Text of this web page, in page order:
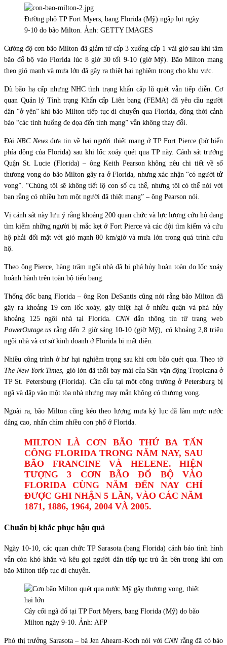
Đường phố TP Fort Myers, bang Florida (Mỹ) ngập lụt ngày
9-10 do bão Milton. Ảnh: GETTY IMAGES
Cường độ cơn bão Milton đã giảm từ cấp 3 xuống cấp 1 vài giờ sau khi tâm
bão đổ bộ vào Florida lúc 8 giờ 30 tối 9-10 (giờ Mỹ). Bão Milton mang
theo gió mạnh và mưa lớn đã gây ra thiệt hại nghiêm trọng cho khu vực.
Dù bão hạ cấp nhưng NHC tình trạng khẩn cấp lũ quét vẫn tiếp diễn. Cơ
quan Quản lý Tình trạng Khẩn cấp Liên bang (FEMA) đã yêu cầu người
dân “ở yên” khi bão Milton tiếp tục di chuyển qua Florida, đồng thời cảnh
báo “các tình huống đe dọa đến tính mạng” vẫn không thay đổi.
ĐàiNBC News đưa tin về hai người thiệt mạng ở TP Fort Pierce (bờ biển
phía đông của Florida) sau khi lốc xoáy quét qua TP này. Cảnh sát trưởng
Quận St. Lucie (Florida) – ông Keith Pearson không nêu chi tiết về số
thương vong do bão Milton gây ra ở Florida, nhưng xác nhận “có người tử
vong”. “Chúng tôi sẽ không tiết lộ con số cụ thể, nhưng tôi có thể nói với
bạn rằng có nhiều hơn một người đã thiệt mạng” – ông Pearson nói.
Vị cảnh sát này lưu ý rằng khoảng 200 quan chức và lực lượng cứu hộ đang
tìm kiếm những người bị mắc kẹt ở Fort Pierce và các đội tìm kiếm và cứu
hộ phải đối mặt với gió mạnh 80 km/giờ và mưa lớn trong quá trình cứu
hộ.
Theo ông Pierce, hàng trăm ngôi nhà đã bị phá hủy hoàn toàn do lốc xoáy
hoành hành trên toàn bộ tiểu bang.
Thống đốc bang Florida – ông Ron DeSantis cũng nói rằng bão Milton đã
gây ra khoảng 19 cơn lốc xoáy, gây thiệt hại ở nhiều quận và phá hủy
khoảng 125 ngôi nhà tại Florida. CNNdẫn thông tin từ trang web
PowerOutage.usrằng đến 2 giờ sáng 10-10 (giờ Mỹ), có khoảng 2,8 triệu
ngôi nhà và cơ sở kinh doanh ở Florida bị mất điện.
Nhiều công trình ở hư hại nghiêm trọng sau khi cơn bão quét qua. Theo tờ
The New York Times, gió lớn đã thổi bay mái của Sân vận động Tropicana ở
TP St. Petersburg (Florida). Cần cẩu tại một công trường ở Petersburg bị
ngã và đập vào một tòa nhà nhưng may mắn không có thương vong.
Ngoài ra, bão Milton cũng kéo theo lượng mưa kỷ lục đã làm mực nước
dâng cao, nhấn chìm nhiều con phố ở Florida.
MILTON LÀ CƠN BÃO THỨ BA TẤN
CÔNG FLORIDA TRONG NĂM NAY, SAU
BÃO FRANCINE VÀ HELENE. HIỆN
TƯỢNG 3 CƠN BÃO ĐỔ BỘ VÀO
FLORIDA CÙNG NĂM ĐẾN NAY CHỈ
ĐƯỢC GHI NHẬN 5 LẦN, VÀO CÁC NĂM
1871, 1886, 1964, 2004 VÀ 2005.
Chuẩn bị khắc phục hậu quả
Ngày 10-10, các quan chức TP Sarasota (bang Florida) cảnh báo tình hình
vẫn còn khó khăn và kêu gọi người dân tiếp tục trú ẩn bên trong khi cơn
bão Milton tiếp tục di chuyển.
Cây cối ngã đổ tại TP Fort Myers, bang Florida (Mỹ) do bão
Milton ngày 9-10. Ảnh: AFP
Phó thị trưởng Sarasota – bà Jen Ahearn-Koch nói với CNN rằng đã có báo